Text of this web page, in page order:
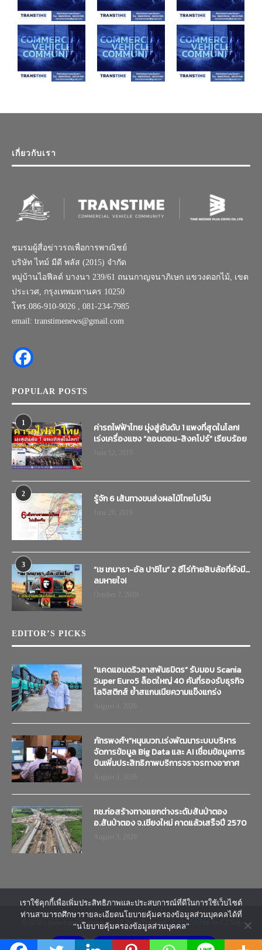
เกี่ยวกับเรา
ชมรมผู้สื่อข่าวรถเพื่อการพาณิชย์
บริษัท ไทม์ มีดี พลัส (2015) จำกัด
หมู่บ้านไอฟีลด์ บางนา 239/61 ถนนกาญจนาภิเษก แขวงดอกไม้, เขต
ประเวศ, กรุงเทพมหานคร 10250
โทร.086-910-9026 , 081-234-7985
email: transtimenews@gmail.com
POPULAR POSTS
1
ค่ารถไฟฟ้าไทย มุ่งสู่อันดับ 1 แพงที่สุดในโลก!
เร่งเครื่องแซง “ลอนดอน-สิงคโปร์” เรียบร้อย
2 รู้จัก 6 เส้นทางขนส่งผลไม้ไทยไปจีน
3
“เช เกบารา-อัล ปาชิโน” 2 ฮีโร่ท้ายสิบล้อที่ยังมี…
ลมหายใจ!
EDITOR’S PICKS
“แคดแอนดริวลาสพันธมิตร” รับมอบ Scania
Super Euro5 ล็อตใหญ่ 40 คันที่รองรับธุรกิจ
โลจิสติกส์ ย้ำสแกนเนียความแข็งแกร่ง
ภัทรพงศ์ฯ”หนุนบวท.เร่งพัฒนาระบบบริหาร
จัดการข้อมูล Big Data และ AI เชื่อมข้อมูลการ
บินเพิ่มประสิทธิภาพบริการจราจรทางอากาศ
ทช.ก่อสร้างทางแยกต่างระดับสันป่าตอง
อ.สันป่าตอง จ.เชียงใหม่ คาดแล้วเสร็จปี 2570
@2018 - www.transtimenews.co. All Right Reserved. รับทำเว็บไซต์
เราใช้คุกกี้เพื่อเพิ่มประสิทธิภาพและประสบการณ์ที่ดีในการใช้เว็บไซต์
ท่านสามารถศึกษารายละเอียดนโยบายคุ้มครองข้อมูลส่วนบุคคลได้ที่
“นโยบายคุ้มครองข้อมูลส่วนบุคคล”
ยอมรับ นโยบายคุ้มครองข้อมูลส่วนบุคคล